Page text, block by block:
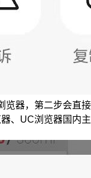
览器，第二步会直接
、UC浏览器国内主